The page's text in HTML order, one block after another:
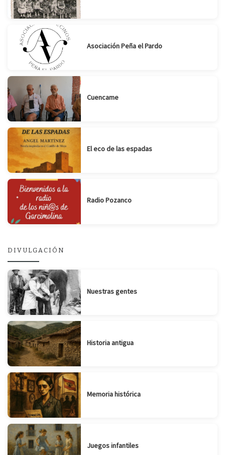
Asociación Peña el Pardo
Cuencame
El eco de las espadas
Radio Pozanco
DIVULGACIÓN
Nuestras gentes
Historia antigua
Memoria histórica
Juegos infantiles